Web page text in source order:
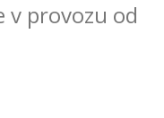
v provozu od